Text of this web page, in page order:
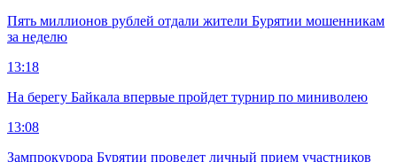
Пять миллионов рублей отдали жители Бурятии мошенникам
за неделю
13:18
На берегу Байкала впервые пройдет турнир по миниволею
13:08
Зампрокурора Бурятии проведет личный прием участников